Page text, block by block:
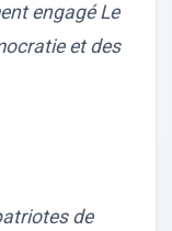
engagé Le
et des
de